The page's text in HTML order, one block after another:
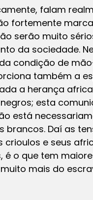
falam
fortemente
serão muito
da sociedade.
condição de
também a
a herança
esta
está
Daí as
e seus
o que tem
mais do